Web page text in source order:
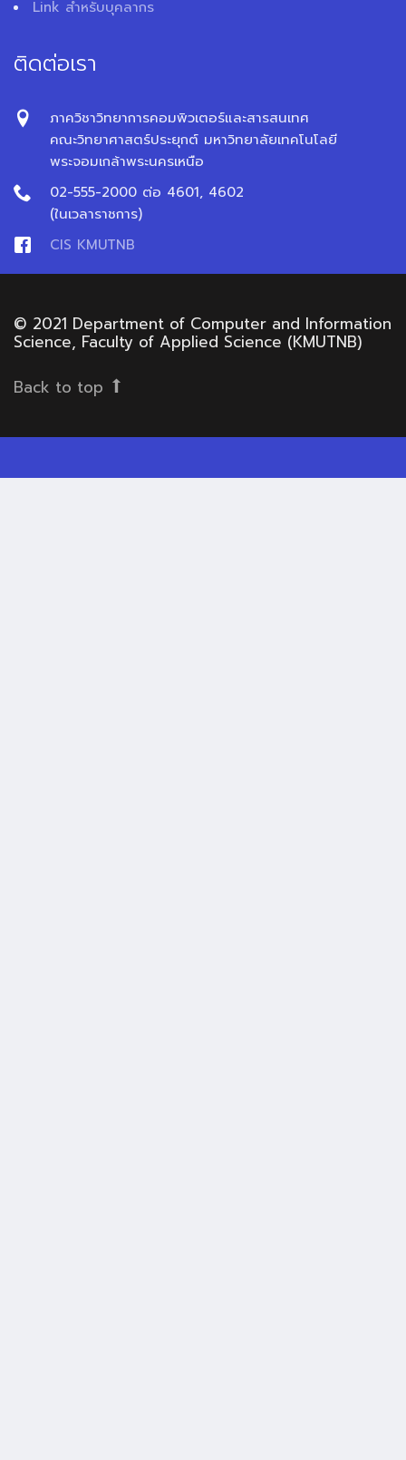
Link สำหรับบุคลากร
ติดต่อเรา
ภาควิชาวิทยาการคอมพิวเตอร์และสารสนเทศ
คณะวิทยาศาสตร์ประยุกต์ มหาวิทยาลัยเทคโนโลยี
พระจอมเกล้าพระนครเหนือ
02-555-2000 ต่อ 4601, 4602
(ในเวลาราชการ)
CIS KMUTNB
© 2021 Department of Computer and Information
Science, Faculty of Applied Science (KMUTNB)
Back to top